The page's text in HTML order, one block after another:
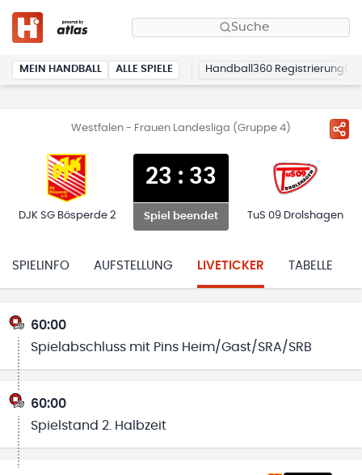
Suche
MEIN HANDBALL ALLE SPIELE Handball360 Registrierung
Westfalen - Frauen Landesliga (Gruppe 4)
DJK SG Bösperde 2
23 : 33
Spiel beendet TuS 09 Drolshagen
SPIELINFO AUFSTELLUNG LIVETICKER TABELLE
60:00
Spielabschluss mit Pins Heim/Gast/SRA/SRB
60:00
Spielstand 2. Halbzeit